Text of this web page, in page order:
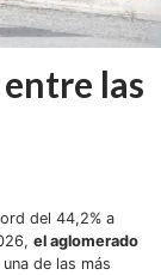
las
del 44,2% a
el aglomerado
una de las más